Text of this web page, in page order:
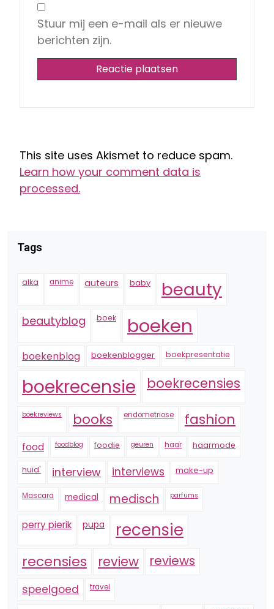
Stuur mij een e-mail als er nieuwe
berichten zijn.
This site uses Akismet to reduce spam.
Learn how your comment data is
processed.
Tags
alka anime auteurs baby beauty
beautyblog boek boeken
boekenblog boekenblogger boekpresentatie
boekrecensie boekrecensies
boekreviews books endometriose fashion
food foodblog foodie geuren haar haarmode
huid' interview interviews make-up
Mascara medical medisch parfums
perry pierik pupa recensie
recensies review reviews
speelgoed travel